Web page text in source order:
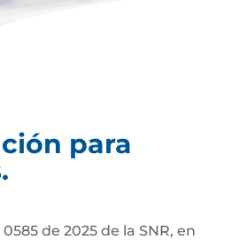
para
de 2025 de la SNR, en